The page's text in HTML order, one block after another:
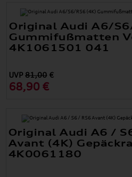
Original Audi A6/S6/
Gummifußmatten
4K1061501 041
UVP81,00 €
68,90 €
Original Audi A6 /
Avant (4K)
4K0061180